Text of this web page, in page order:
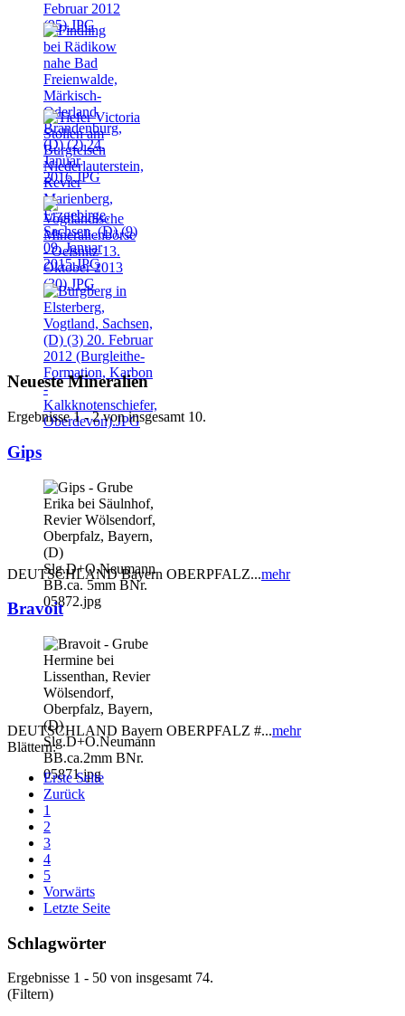
Neueste Mineralien
Ergebnisse 1 - 2 von insgesamt 10.
Gips
DEUTSCHLAND Bayern OBERPFALZ...mehr
Bravoit
DEUTSCHLAND Bayern OBERPFALZ #...mehr
Blättern:
Erste Seite
Zurück
1
2
3
4
5
Vorwärts
Letzte Seite
Schlagwörter
Ergebnisse 1 - 50 von insgesamt 74.
(Filtern)